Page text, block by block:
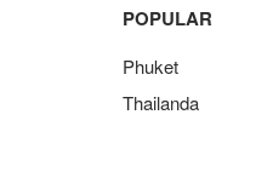
POPULAR
Phuket
Thailanda